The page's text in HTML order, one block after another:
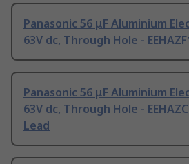
Panasonic 56 μF Aluminium
63V dc, Through Hole -
Panasonic 56 μF Aluminium
63V dc, Through Hole -
Lead